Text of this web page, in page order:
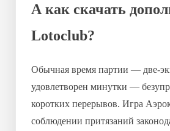
А как скачать
Lotoclub?
Обычная время партии — две-
удовлетворен минутки —
коротких перерывов. Игра
соблюдении притязаний